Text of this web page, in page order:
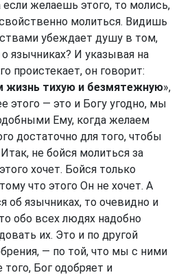
желаешь этого, то молись,
молиться. Видишь
убеждает душу в том,
язычниках? И указывая на
проистекает, он говорит:
жизнь тихую и безмятежную»,
этого — это и Богу угодно, мы
Ему, когда желаем
достаточно для того, чтобы
не бойся молиться за
хочет. Бойся только
что этого Он не хочет. А
об язычниках, то очевидно и
обо всех людях надобно
их. Это и по другой
— по той, что мы с ними
Бог одобряет и